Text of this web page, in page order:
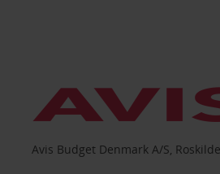
Avis Budget Denmark A/S,